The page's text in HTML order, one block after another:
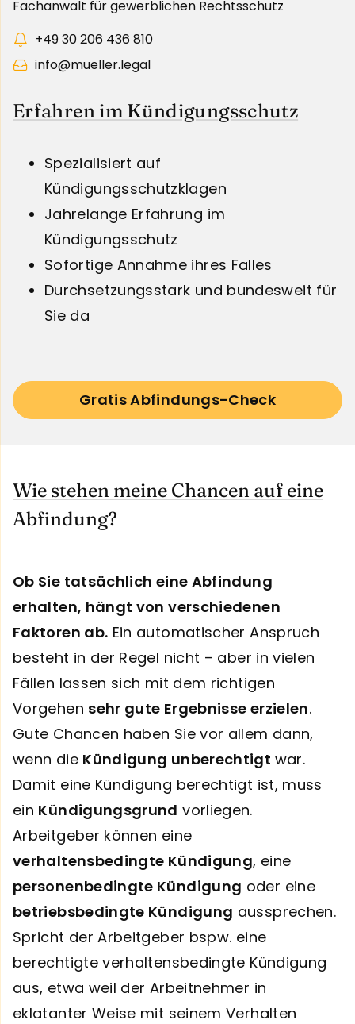
Fachanwalt für gewerblichen Rechtsschutz
+49 30 206 436 810
info@mueller.legal
Erfahren im Kündigungsschutz
Spezialisiert auf
Kündigungsschutzklagen
Jahrelange Erfahrung im
Kündigungsschutz
Sofortige Annahme ihres Falles
Durchsetzungsstark und bundesweit für
Sie da
Gratis Abfindungs-Check
Wie stehen meine Chancen auf eine
Abfindung?
Ob Sie tatsächlich eine Abfindung
erhalten, hängt von verschiedenen
Faktoren ab. Ein automatischer Anspruch
besteht in der Regel nicht – aber in vielen
Fällen lassen sich mit dem richtigen
Vorgehen sehr gute Ergebnisse erzielen.
Gute Chancen haben Sie vor allem dann,
wenn die Kündigung unberechtigt war.
Damit eine Kündigung berechtigt ist, muss
ein Kündigungsgrund vorliegen.
Arbeitgeber können eine
verhaltensbedingte Kündigung, eine
personenbedingte Kündigung oder eine
betriebsbedingte Kündigung aussprechen.
Spricht der Arbeitgeber bspw. eine
berechtigte verhaltensbedingte Kündigung
aus, etwa weil der Arbeitnehmer in
eklatanter Weise mit seinem Verhalten